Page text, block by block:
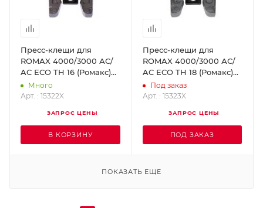
Пресс-клещи для
ROMAX 4000/3000 АС/
AC ECO TH 16 (Ромакс)
ROTHENBERGER 15322X
Много
Арт. : 15322X
ЗАПРОС ЦЕНЫ
В КОРЗИНУ
Пресс-клещи для
ROMAX 4000/3000 АС/
AC ECO TH 18 (Ромакс)
ROTHENBERGER 15323X
Под заказ
Арт. : 15323X
ЗАПРОС ЦЕНЫ
ПОД ЗАКАЗ
ПОКАЗАТЬ ЕЩЕ